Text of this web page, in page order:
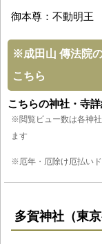
御本尊：不動明王
※成田山 傳法院
こちら
こちらの神社・寺
※閲覧ビュー数は各神
ます
※厄年・厄除け厄払い
多賀神社（東京